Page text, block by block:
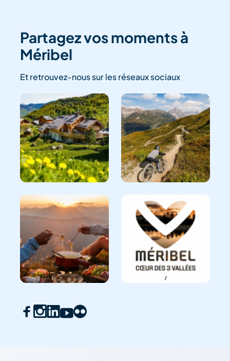
Partagez vos moments à
Méribel
Et retrouvez-nous sur les réseaux sociaux